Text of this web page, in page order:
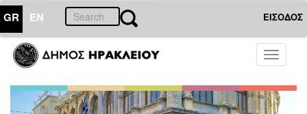
GR EN ΕΙΣΟΔΟΣ
Toggle
ΔΗΜΟΣ
Δελτία
Τύπου